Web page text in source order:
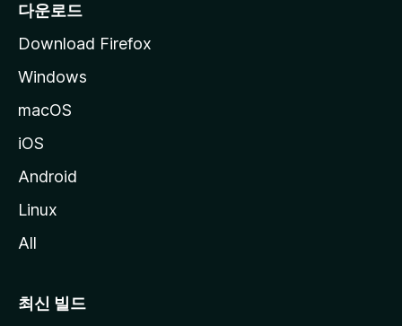
다운로드
Download Firefox
Windows
macOS
iOS
Android
Linux
All
최신 빌드